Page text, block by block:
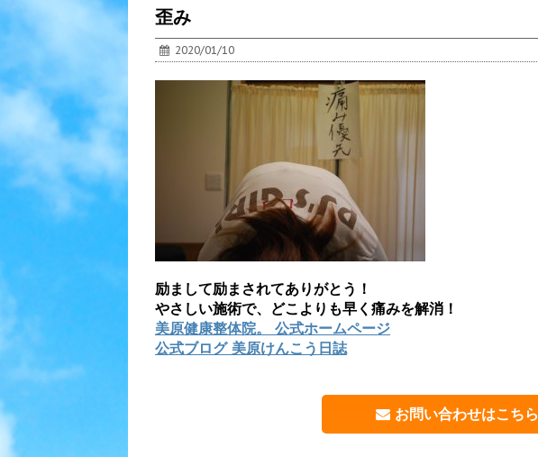
歪み
2020/01/10
励まして励まされてありがとう！
やさしい施術で、どこよりも早く痛みを解消！
美原健康整体院。 公式ホームページ
公式ブログ 美原けんこう日誌
お問い合わせはこちら